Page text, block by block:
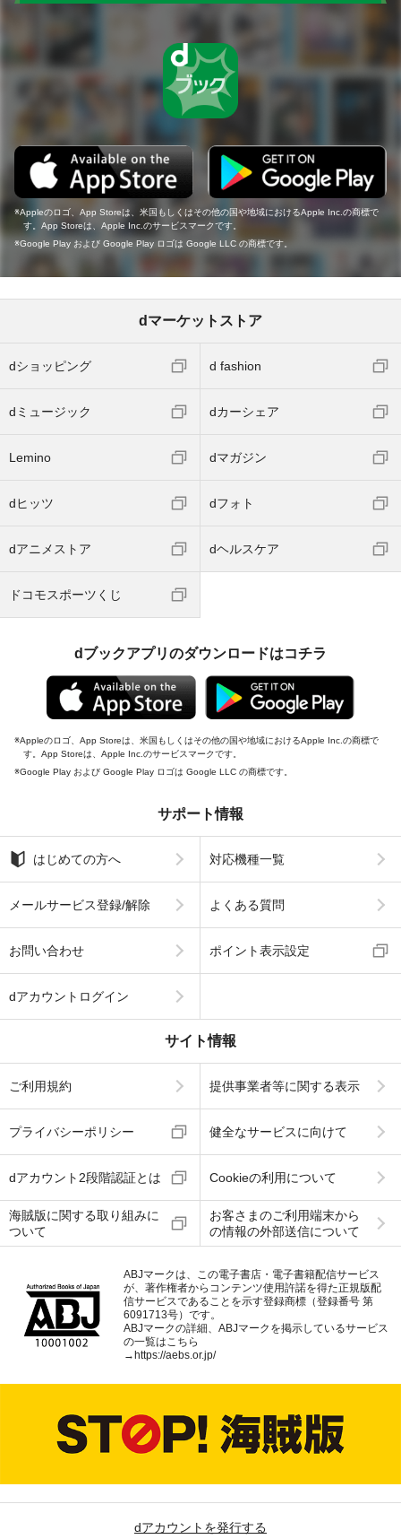
Appleのロゴ、App Storeは、米国もしくはその他の国や地域におけるApple Inc.の商標で
す。App Storeは、Apple Inc.のサービスマークです。
Google Play および Google Play ロゴは Google LLC の商標です。
dマーケットストア
dショッピング d fashion
dミュージック dカーシェア
Lemino dマガジン
dヒッツ dフォト
dアニメストア dヘルスケア
ドコモスポーツくじ
dブックアプリのダウンロードはコチラ
Appleのロゴ、App Storeは、米国もしくはその他の国や地域におけるApple Inc.の商標で
す。App Storeは、Apple Inc.のサービスマークです。
Google Play および Google Play ロゴは Google LLC の商標です。
サポート情報
はじめての方へ 対応機種一覧
メールサービス登録/解除 よくある質問
お問い合わせ ポイント表示設定
dアカウントログイン
サイト情報
ご利用規約 提供事業者等に関する表示
プライバシーポリシー 健全なサービスに向けて
dアカウント2段階認証とは Cookieの利用について
海賊版に関する取り組みに
ついて
お客さまのご利用端末から
の情報の外部送信について
ABJマークは、この電子書店・電子書籍配信サービス
が、著作権者からコンテンツ使用許諾を得た正規版配
信サービスであることを示す登録商標（登録番号 第
6091713号）です。
ABJマークの詳細、ABJマークを掲示しているサービス
の一覧はこちら
→ https://aebs.or.jp/
dアカウントを発行する